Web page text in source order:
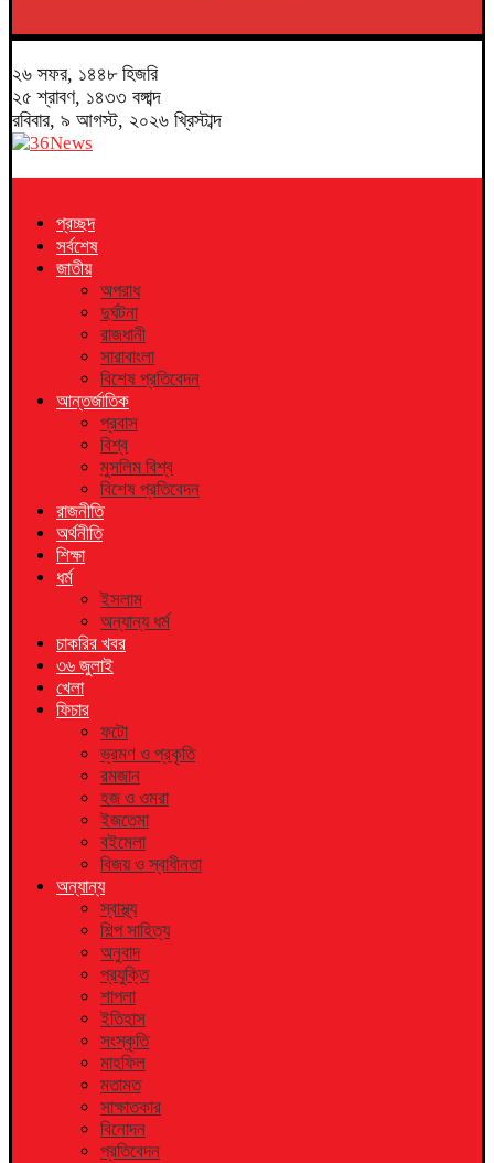
২৬ সফর, ১৪৪৮ হিজরি
২৫ শ্রাবণ, ১৪৩৩ বঙ্গাব্দ
রবিবার, ৯ আগস্ট, ২০২৬ খ্রিস্টাব্দ
প্রচ্ছদ
সর্বশেষ
জাতীয়
অপরাধ
দুর্ঘটনা
রাজধানী
সারাবাংলা
বিশেষ প্রতিবেদন
আন্তর্জাতিক
প্রবাস
বিশ্ব
মুসলিম বিশ্ব
বিশেষ প্রতিবেদন
রাজনীতি
অর্থনীতি
শিক্ষা
ধর্ম
ইসলাম
অন্যান্য ধর্ম
চাকরির খবর
৩৬ জুলাই
খেলা
ফিচার
ফটো
ভ্রমণ ও প্রকৃতি
রমজান
হজ ও ওমরা
ইজতেমা
বইমেলা
বিজয় ও স্বাধীনতা
অন্যান্য
স্বাস্থ্য
শিল্প সাহিত্য
অনুবাদ
প্রযুক্তি
শাপলা
ইতিহাস
সংস্কৃতি
মাহফিল
মতামত
সাক্ষাতকার
বিনোদন
প্রতিবেদন